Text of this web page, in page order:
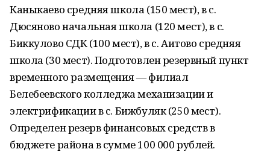
Каныкаево средняя школа (150 мест), в с.
Дюсяново начальная школа (120 мест), в с.
Биккулово СДК (100 мест), в с. Аитово средняя
школа (30 мест). Подготовлен резервный пункт
временного размещения — филиал
Белебеевского колледжа механизации и
электрификации в с. Бижбуляк (250 мест).
Определен резерв финансовых средств в
бюджете района в сумме 100 000 рублей.